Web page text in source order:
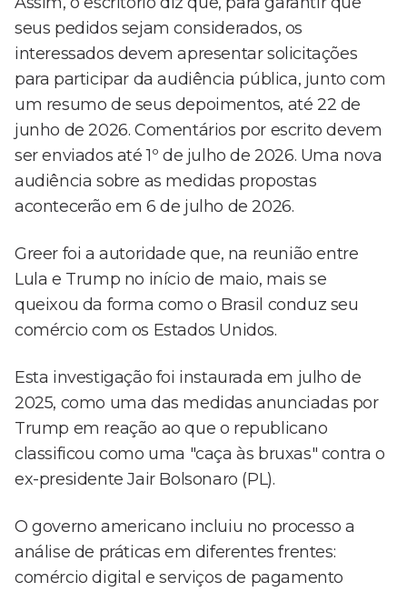
seus pedidos sejam considerados, os
interessados devem apresentar solicitações
para participar da audiência pública, junto com
um resumo de seus depoimentos, até 22 de
junho de 2026. Comentários por escrito devem
ser enviados até 1º de julho de 2026. Uma nova
audiência sobre as medidas propostas
acontecerão em 6 de julho de 2026.
Greer foi a autoridade que, na reunião entre
Lula e Trump no início de maio, mais se
queixou da forma como o Brasil conduz seu
comércio com os Estados Unidos.
Esta investigação foi instaurada em julho de
2025, como uma das medidas anunciadas por
Trump em reação ao que o republicano
classificou como uma "caça às bruxas" contra o
ex-presidente Jair Bolsonaro (PL).
O governo americano incluiu no processo a
análise de práticas em diferentes frentes:
comércio digital e serviços de pagamento